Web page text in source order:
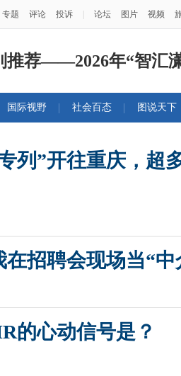
专题 评论 投诉 论坛 图片 视频
推荐——2026年“智汇
国际视野 社会百态 图说天下
列”开往重庆，超
招聘会现场当“中
的心动信号是？